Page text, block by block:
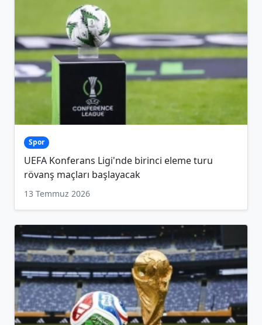
Spor
UEFA Konferans Ligi'nde birinci eleme turu
rövanş maçları başlayacak
13 Temmuz 2026